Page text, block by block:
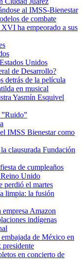
al IMSS-Bienestar
de combate
ha empeorado a sus
Unidos
de Desarrollo?
detrás de la película
en musical
Yasmín Esquivel
IMSS Bienestar como
clausurada Fundación
de cumpleaños
Reino Unido
perdió el martes
limpia: la fusión
Amazon
indígenas
de México en
presidente
en concierto de